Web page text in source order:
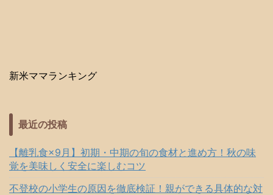
新米ママランキング
最近の投稿
【離乳食×9月】初期・中期の旬の食材と進め方！秋の味
覚を美味しく安全に楽しむコツ
不登校の小学生の原因を徹底検証！親ができる具体的な対